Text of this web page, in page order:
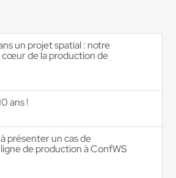
un projet spatial : notre
de la production de
ans !
présenter un cas de
de production à ConfWS